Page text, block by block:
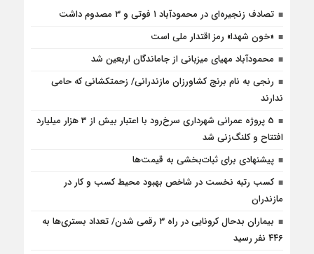
تصادف زنجیره‌ای در محمودآباد ۱ فوتی و ۳ مصدوم داشت
«خون شهدا» رمز اقتدار ملی است
محمودآباد مهیای میزبانی از جاماندگان اربعین شد
رنجی به نام برنج کشاورزان مازندرانی/ زحمتکشانی که حامی
ندارند
5 پروژه‌ عمرانی شهرداری سرخ‌رود با اعتبار بیش از 3 هزار میلیارد
افتتاح و کلنگ‌زنی شد
پیشنهادی برای ثبات‌بخشی به قیمت‌ها
کسب رتبه نخست در شاخص بهبود محیط کسب و کار در
مازندران
بیماران بدحال کرونایی در راه ۳ رقمی شدن/ تعداد بستری‌ها به
۴۴۶ نفر رسید